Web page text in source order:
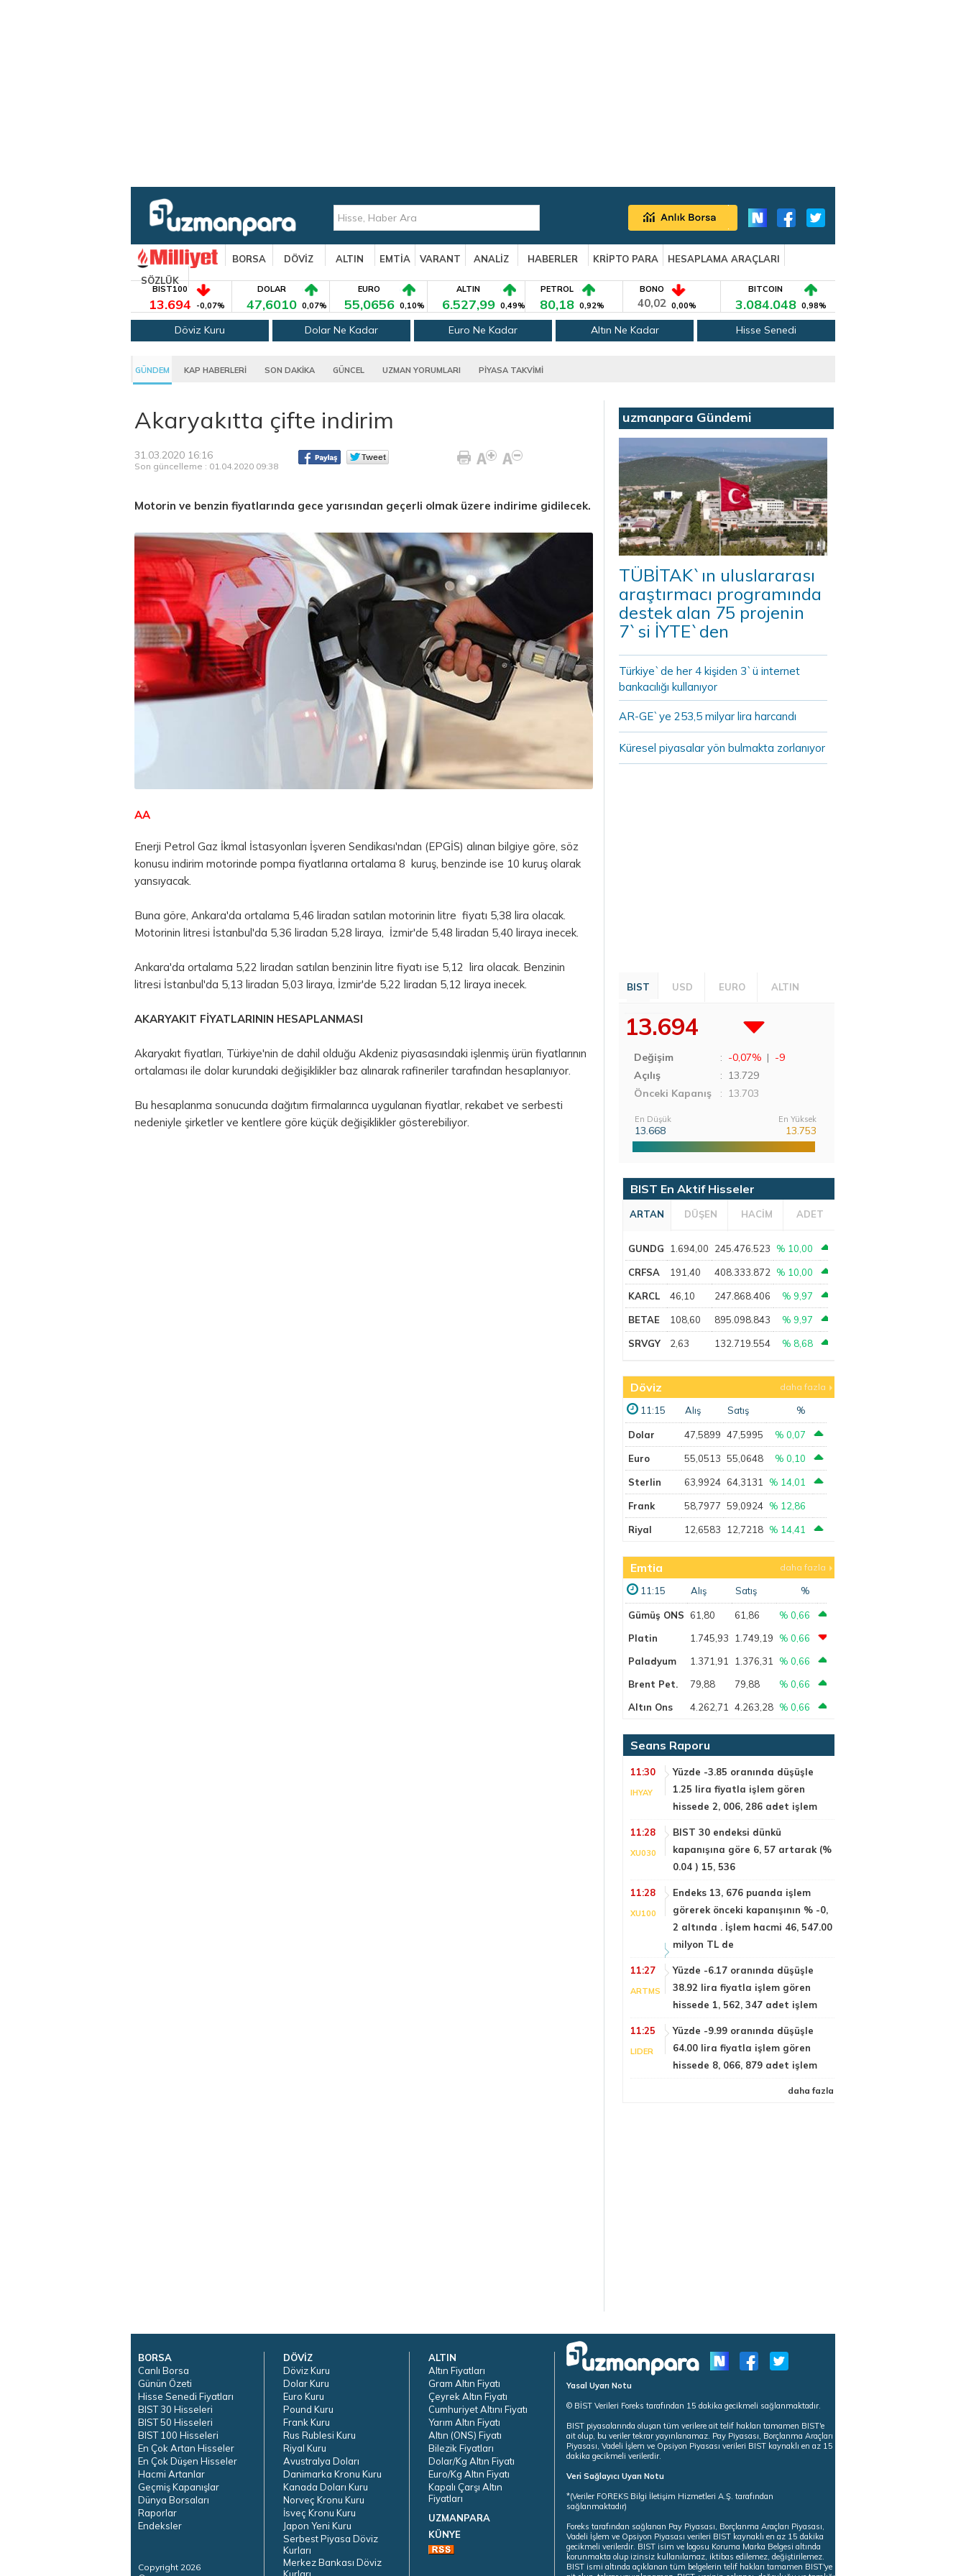
BORSA DÖVİZ ALTIN EMTİA VARANT ANALİZ HABERLER KRİPTO PARA
HESAPLAMA ARAÇLARI
SÖZLÜK
BIST100
13.694 -0,07%
DOLAR
47,6010 0,07%
EURO
55,0656 0,10%
ALTIN
6.527,99 0,49%
PETROL
80,18 0,92%
BONO
40,02 0,00%
BITCOIN
3.084.048 0,98%
Döviz Kuru Dolar Ne Kadar Euro Ne Kadar Altın Ne Kadar Hisse Senedi
GÜNDEM KAP HABERLERİ SON DAKİKA GÜNCEL UZMAN YORUMLARI PİYASA TAKVİMİ
Akaryakıtta çifte indirim
31.03.2020 16:16
Son güncelleme : 01.04.2020 09:38
Motorin ve benzin fiyatlarında gece yarısından geçerli olmak üzere indirime gidilecek.
AA
Enerji Petrol Gaz İkmal İstasyonları İşveren Sendikası'ndan (EPGİS) alınan bilgiye göre, söz
konusu indirim motorinde pompa fiyatlarına ortalama 8 kuruş, benzinde ise 10 kuruş olarak
yansıyacak.
Buna göre, Ankara'da ortalama 5,46 liradan satılan motorinin litre fiyatı 5,38 lira olacak.
Motorinin litresi İstanbul'da 5,36 liradan 5,28 liraya, İzmir'de 5,48 liradan 5,40 liraya inecek.
Ankara'da ortalama 5,22 liradan satılan benzinin litre fiyatı ise 5,12 lira olacak. Benzinin
litresi İstanbul'da 5,13 liradan 5,03 liraya, İzmir'de 5,22 liradan 5,12 liraya inecek.
AKARYAKIT FİYATLARININ HESAPLANMASI
Akaryakıt fiyatları, Türkiye'nin de dahil olduğu Akdeniz piyasasındaki işlenmiş ürün fiyatlarının
ortalaması ile dolar kurundaki değişiklikler baz alınarak rafineriler tarafından hesaplanıyor.
Bu hesaplanma sonucunda dağıtım firmalarınca uygulanan fiyatlar, rekabet ve serbesti
nedeniyle şirketler ve kentlere göre küçük değişiklikler gösterebiliyor.
uzmanpara Gündemi
TÜBİTAK`ın uluslararası
araştırmacı programında
destek alan 75 projenin
7`si İYTE`den
Türkiye`de her 4 kişiden 3`ü internet
bankacılığı kullanıyor
AR-GE`ye 253,5 milyar lira harcandı
Küresel piyasalar yön bulmakta zorlanıyor
BIST USD EURO ALTIN
13.694
Değişim : -0,07% | -9
Açılış
: 13.729
Önceki Kapanış
: 13.703
En Düşük
13.668
En Yüksek
13.753
BIST En Aktif Hisseler
ARTAN DÜŞEN HACİM ADET
GUNDG 1.694,00 245.476.523 % 10,00
CRFSA 191,40 408.333.872 % 10,00
KARCL 46,10 247.868.406 % 9,97
BETAE 108,60 895.098.843 % 9,97
SRVGY 2,63 132.719.554 % 8,68
Döviz daha fazla
11:15 Alış Satış %
Dolar 47,5899 47,5995 % 0,07
Euro 55,0513 55,0648 % 0,10
Sterlin 63,9924 64,3131 % 14,01
Frank 58,7977 59,0924 % 12,86
Riyal 12,6583 12,7218 % 14,41
Emtia daha fazla
11:15 Alış Satış %
Gümüş ONS 61,80 61,86
% 0,66
Platin
1.745,93 1.749,19
% 0,66
Paladyum
1.371,91 1.376,31
% 0,66
Brent Pet.
79,88 79,88
% 0,66
Altın Ons
4.262,71 4.263,28 % 0,66
Seans Raporu
11:30
IHYAY
Yüzde -3.85 oranında düşüşle
1.25 lira fiyatla işlem gören
hissede 2, 006, 286 adet işlem
11:28
XU030
BIST 30 endeksi dünkü
kapanışına göre 6, 57 artarak (%
0.04 ) 15, 536
11:28
XU100
Endeks 13, 676 puanda işlem
görerek önceki kapanışının % -0,
2 altında . İşlem hacmi 46, 547.00
milyon TL de
11:27
ARTMS
Yüzde -6.17 oranında düşüşle
38.92 lira fiyatla işlem gören
hissede 1, 562, 347 adet işlem
11:25
LIDER
Yüzde -9.99 oranında düşüşle
64.00 lira fiyatla işlem gören
hissede 8, 066, 879 adet işlem
daha fazla
BORSA
Canlı Borsa
Günün Özeti
Hisse Senedi Fiyatları
BIST 30 Hisseleri
BIST 50 Hisseleri
BIST 100 Hisseleri
En Çok Artan Hisseler
En Çok Düşen Hisseler
Hacmi Artanlar
Geçmiş Kapanışlar
Dünya Borsaları
Raporlar
Endeksler
Copyright 2026
DÖVİZ
Döviz Kuru
Dolar Kuru
Euro Kuru
Pound Kuru
Frank Kuru
Rus Rublesi Kuru
Riyal Kuru
Avustralya Doları
Danimarka Kronu Kuru
Kanada Doları Kuru
Norveç Kronu Kuru
İsveç Kronu Kuru
Japon Yeni Kuru
Serbest Piyasa Döviz
Kurları
Merkez Bankası Döviz
Kurları
ALTIN
Altın Fiyatları
Gram Altın Fiyatı
Çeyrek Altın Fiyatı
Cumhuriyet Altını Fiyatı
Yarım Altın Fiyatı
Altın (ONS) Fiyatı
Bilezik Fiyatları
Dolar/Kg Altın Fiyatı
Euro/Kg Altın Fiyatı
Kapalı Çarşı Altın
Fiyatları
UZMANPARA
KÜNYE
Yasal Uyarı Notu
© BİST Verileri Foreks tarafından 15 dakika gecikmeli sağlanmaktadır.
BIST piyasalarında oluşan tüm verilere ait telif hakları tamamen BIST'e
ait olup, bu veriler tekrar yayınlanamaz. Pay Piyasası, Borçlanma Araçları
Piyasası, Vadeli İşlem ve Opsiyon Piyasası verileri BIST kaynaklı en az 15
dakika gecikmeli verilerdir.
Veri Sağlayıcı Uyarı Notu
*(Veriler FOREKS Bilgi İletişim Hizmetleri A.Ş. tarafından
sağlanmaktadır)
Foreks tarafından sağlanan Pay Piyasası, Borçlanma Araçları Piyasası,
Vadeli İşlem ve Opsiyon Piyasası verileri BIST kaynaklı en az 15 dakika
gecikmeli verilerdir. BIST isim ve logosu Koruma Marka Belgesi altında
korunmakta olup izinsiz kullanılamaz, iktibas edilemez, değiştirilemez.
BIST ismi altında açıklanan tüm belgelerin telif hakları tamamen BIST'ye